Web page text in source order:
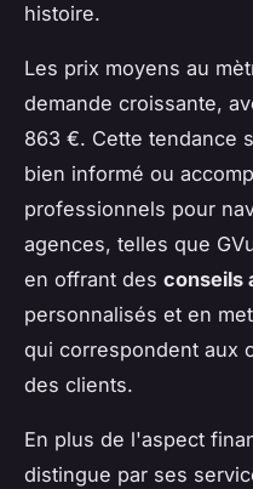
histoire.
Les prix moyens au
demande croissante,
863 €. Cette tendance
bien informé ou
professionnels pour
agences, telles que
en offrant des conseils
personnalisés et en
qui correspondent aux
des clients.
En plus de l'aspect
distingue par ses